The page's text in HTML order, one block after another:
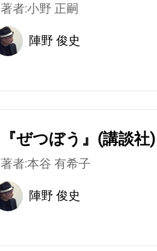
著者:小野 正嗣
陣野 俊史
『ぜつぼう』(講談社)
著者:本谷 有希子
陣野 俊史